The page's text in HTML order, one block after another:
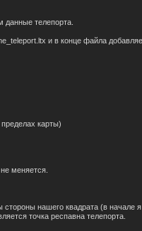
данные телепорта.
и в конце файла
карты)
меняется.
нашего квадрата (в начале
точка респавна телепорта.